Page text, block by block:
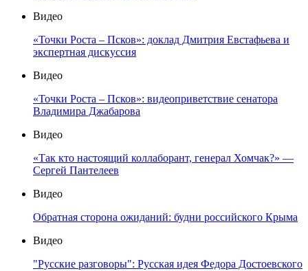
Видео
«Точки Роста – Псков»: доклад Дмитрия Евстафьева и
экспертная дискуссия
Видео
«Точки Роста – Псков»: видеоприветствие сенатора
Владимира Джабарова
Видео
«Так кто настоящий коллаборант, генерал Хомчак?» —
Сергей Пантелеев
Видео
Обратная сторона ожиданий: будни российского Крыма
Видео
"Русские разговоры": Русская идея Федора Достоевского